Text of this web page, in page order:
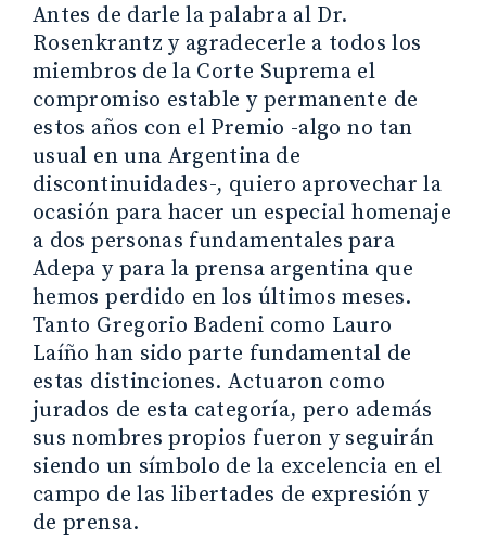
Antes de darle la palabra al Dr.
Rosenkrantz y agradecerle a todos los
miembros de la Corte Suprema el
compromiso estable y permanente de
estos años con el Premio -algo no tan
usual en una Argentina de
discontinuidades-, quiero aprovechar la
ocasión para hacer un especial homenaje
a dos personas fundamentales para
Adepa y para la prensa argentina que
hemos perdido en los últimos meses.
Tanto Gregorio Badeni como Lauro
Laíño han sido parte fundamental de
estas distinciones. Actuaron como
jurados de esta categoría, pero además
sus nombres propios fueron y seguirán
siendo un símbolo de la excelencia en el
campo de las libertades de expresión y
de prensa.